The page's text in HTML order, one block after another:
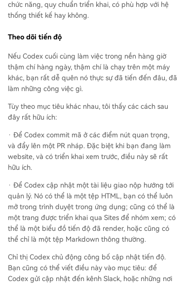
chức năng, quy chuẩn triển khai, có phù hợp với hệ
thống thiết kế hay không.
Theo dõi tiến độ
Nếu Codex cuối cùng làm việc trong nền hàng giờ
thậm chí hàng ngày, thậm chí là chạy trên một máy
khác, bạn rất dễ quên nó thực sự đã tiến đến đâu, đã
làm những công việc gì.
Tùy theo mục tiêu khác nhau, tôi thấy các cách sau
đây rất hữu ích:
· Để Codex commit mã ở các điểm nút quan trọng,
và đẩy lên một PR nháp. Đặc biệt khi bạn đang làm
website, và có triển khai xem trước, điều này sẽ rất
hữu ích.
· Để Codex cập nhật một tài liệu giao nộp hướng tới
quản lý. Nó có thể là một tệp HTML, bạn có thể luôn
mở trong trình duyệt trong ứng dụng; cũng có thể là
một trang được triển khai qua Sites để nhóm xem; có
thể là một biểu đồ tiến độ đã render, hoặc cũng có
thể chỉ là một tệp Markdown thông thường.
Chỉ thị Codex chủ động công bố cập nhật tiến độ.
Bạn cũng có thể viết điều này vào mục tiêu: để
Codex gửi cập nhật đến kênh Slack, hoặc những nơi